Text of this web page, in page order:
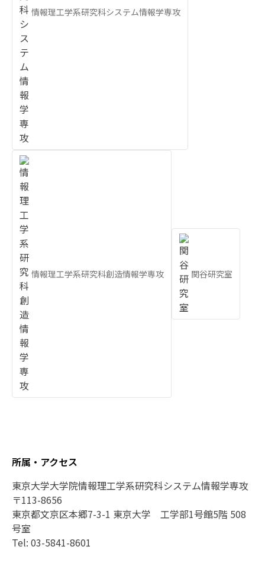
情報理工学系研究科システム情報学専攻
情報理工学系研究科創造情報学専攻 関谷研究室
所属・アクセス
東京大学大学院情報理工学系研究科システム情報学専攻
〒113-8656
東京都文京区本郷7-3-1 東京大学 工学部1号館5階 508
号室
Tel: 03-5841-8601